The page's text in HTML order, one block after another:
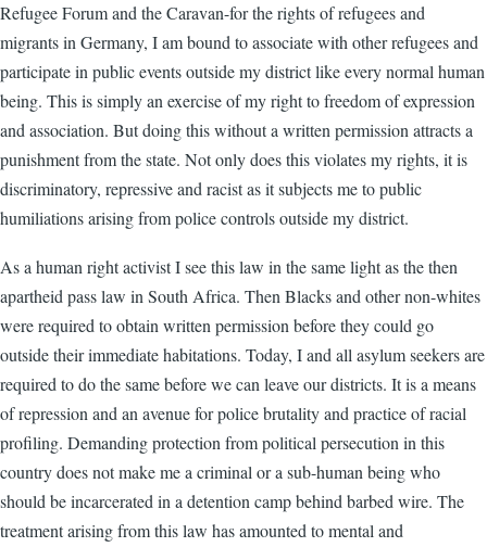
Refugee Forum and the Caravan-for the rights of refugees and
migrants in Germany, I am bound to associate with other refugees and
participate in public events outside my district like every normal human
being. This is simply an exercise of my right to freedom of expression
and association. But doing this without a written permission attracts a
punishment from the state. Not only does this violates my rights, it is
discriminatory, repressive and racist as it subjects me to public
humiliations arising from police controls outside my district.
As a human right activist I see this law in the same light as the then
apartheid pass law in South Africa. Then Blacks and other non-whites
were required to obtain written permission before they could go
outside their immediate habitations. Today, I and all asylum seekers are
required to do the same before we can leave our districts. It is a means
of repression and an avenue for police brutality and practice of racial
profiling. Demanding protection from political persecution in this
country does not make me a criminal or a sub-human being who
should be incarcerated in a detention camp behind barbed wire. The
treatment arising from this law has amounted to mental and